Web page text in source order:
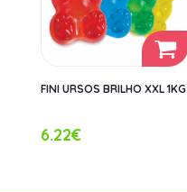
FINI URSOS BRILHO XXL 1KG
6.22€